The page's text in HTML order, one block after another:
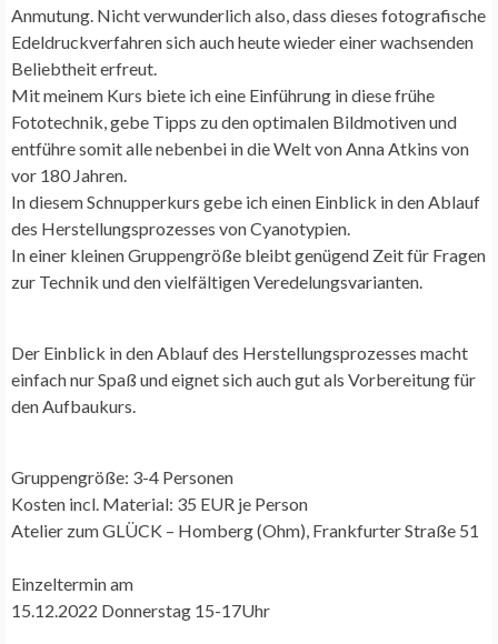
Anmutung. Nicht verwunderlich also, dass dieses fotografische
Edeldruckverfahren sich auch heute wieder einer wachsenden
Beliebtheit erfreut.
Mit meinem Kurs biete ich eine Einführung in diese frühe
Fototechnik, gebe Tipps zu den optimalen Bildmotiven und
entführe somit alle nebenbei in die Welt von Anna Atkins von
vor 180 Jahren.
In diesem Schnupperkurs gebe ich einen Einblick in den Ablauf
des Herstellungsprozesses von Cyanotypien.
In einer kleinen Gruppengröße bleibt genügend Zeit für Fragen
zur Technik und den vielfältigen Veredelungsvarianten.
Der Einblick in den Ablauf des Herstellungsprozesses macht
einfach nur Spaß und eignetsich auch gut als Vorbereitung für
den Aufbaukurs.
Gruppengröße: 3-4 Personen
Kosten incl. Material: 35 EUR je Person
Atelier zum GLÜCK – Homberg (Ohm), Frankfurter Straße 51
Einzeltermin am
15.12.2022 Donnerstag 15-17Uhr